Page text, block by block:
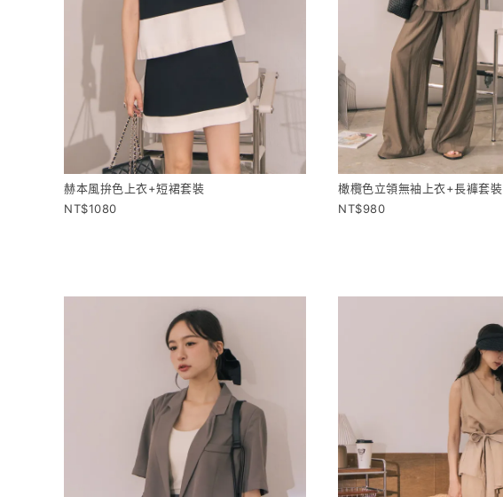
赫本風拚色上衣+短裙套裝
1080
橄欖色立領無袖上衣+長褲套裝
980